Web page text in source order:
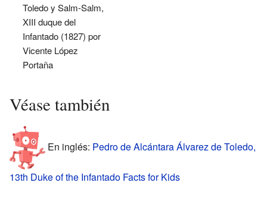
Toledo y Salm-Salm,
XIII duque del
Infantado (1827) por
Vicente López
Portaña
Véase también
En inglés: Pedro de Alcántara Álvarez de Toledo,
13th Duke of the Infantado Facts for Kids